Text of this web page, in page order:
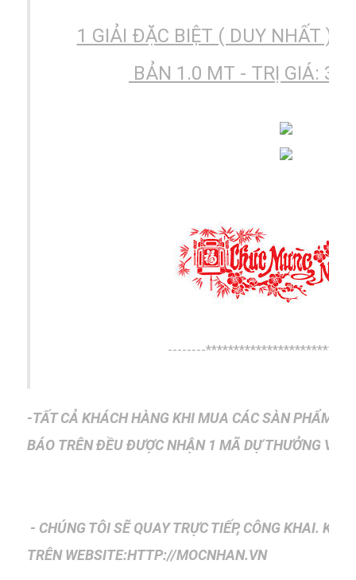
1 GIẢI ĐẶC BIỆT ( DUY NHẤT )
BẢN 1.0 MT - TRỊ GIÁ:
--------
-TẤT CẢ KHÁCH HÀNG KHI MUA CÁC SÀN PHẨM
BÁO TRÊN ĐỀU ĐƯỢC NHẬN 1 MÃ DỰ THƯỞNG
- CHÚNG TÔI SẼ QUAY TRỰC TIẾP, CÔNG KHAI.
TRÊNWEBSITE:HTTP://MOCNHAN.VN